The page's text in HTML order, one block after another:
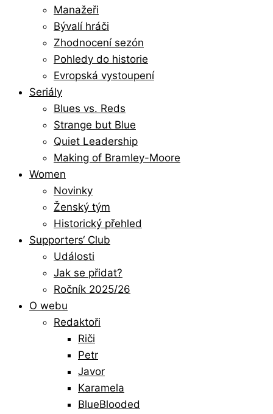
Manažeři
Bývalí hráči
Zhodnocení sezón
Pohledy do historie
Evropská vystoupení
Seriály
Blues vs. Reds
Strange but Blue
Quiet Leadership
Making of Bramley-Moore
Women
Novinky
Ženský tým
Historický přehled
Supporters‘ Club
Události
Jak se přidat?
Ročník 2025/26
O webu
Redaktoři
Riči
Petr
Javor
Karamela
BlueBlooded